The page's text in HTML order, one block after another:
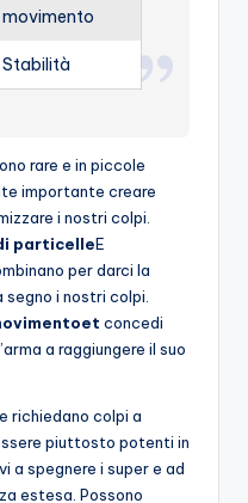
movimento
Stabilità
rare e in piccole
importante creare
i nostri colpi.
particelleE
per darci la
i nostri colpi.
et concedi
a raggiungere il suo
richiedano colpi a
piuttosto potenti in
a spegnere i super e ad
estesa. Possono